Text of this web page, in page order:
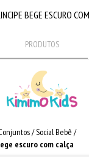
BEGE ESCURO
PRODUTOS
/Social Bebê /
escuro com calça